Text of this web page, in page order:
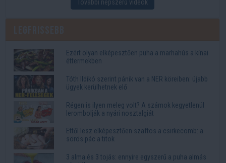
További népszerű videók
Ezért olyan elképesztően puha a marhahús a kínai
éttermekben
Tóth Ildikó szerint pánik van a NER köreiben: újabb
ügyek kerülhetnek elő
Régen is ilyen meleg volt? A számok kegyetlenül
lerombolják a nyári nosztalgiát
Ettől lesz elképesztően szaftos a csirkecomb: a
sörös pác a titok
3 alma és 3 tojás: ennyire egyszerű a puha almás